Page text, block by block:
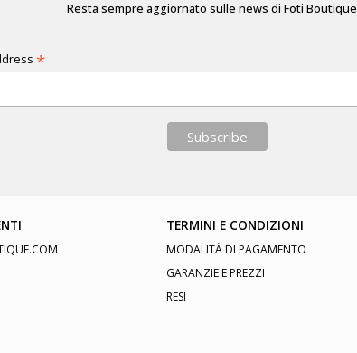
Resta sempre aggiornato sulle news di Foti Boutique
*
TERMINI E CONDIZIONI
MODALITÀ DI PAGAMENTO
GARANZIE E PREZZI
RESI